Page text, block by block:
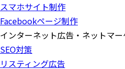
スマホサイト制作
Facebookページ制作
インターネット広告・ネットマ
SEO対策
リスティング広告